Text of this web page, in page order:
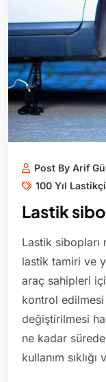
Post By Arif
100 Yıl Lastikçi
Lastik
Lastik sibopları
lastik tamiri ve
araç sahipleri
kontrol
değiştirilmesi
ne kadar
kullanım